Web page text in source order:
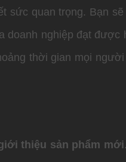
sức quan trọng. Bạn
nghiệp đạt
thời gian mọi
thiệu sản phẩm mới